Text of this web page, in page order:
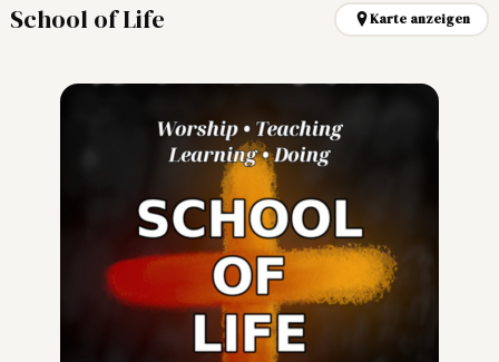
School of Life Karte anzeigen